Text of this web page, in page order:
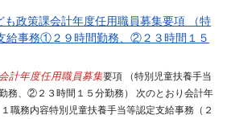
も政策課会計年度任用職員募集要項 （特
給事務①２９時間勤務、②２３時間１５
会計年度任用職員募集要項 （特別児童扶養手当
務、②２３時間１５分勤務） 次のとおり会計年
職務内容特別児童扶養手当等認定支給事務（２